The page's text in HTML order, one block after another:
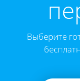
Выберите